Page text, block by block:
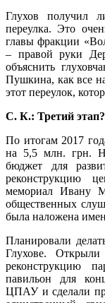
Глухов получил
переулка. Это
главы фракции
– правой руки
объяснить
Пушкина, как все
этот переулок,
С. К.: Третий этап?
По итогам 2017
на 5,5 млн. грн.
бюджет для
реконструкцию
мемориал Ивану
общественных
была наложена
Планировали
Глухове.
реконструкцию
павильон для
ЦПАУ и сделали